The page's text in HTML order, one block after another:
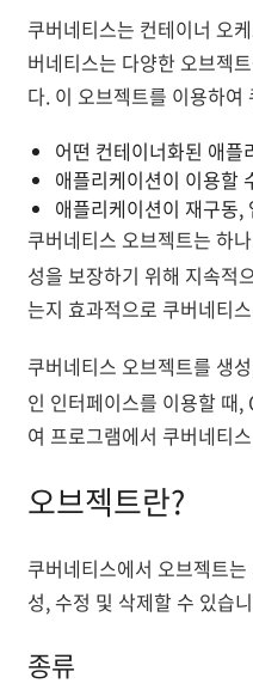
쿠버네티스는 컨테이너 오
버네티스는 다양한 오브젝
다. 이 오브젝트를 이용하
어떤 컨테이너화된 애
애플리케이션이 이용할
애플리케이션이 재구동,
쿠버네티스 오브젝트는 하
성을 보장하기 위해 지속적
는지 효과적으로 쿠버네티
쿠버네티스 오브젝트를 생
인 인터페이스를 이용할 때
여 프로그램에서 쿠버네티
오브젝트란?
쿠버네티스에서 오브젝트
성, 수정 및 삭제할 수 있습
종류